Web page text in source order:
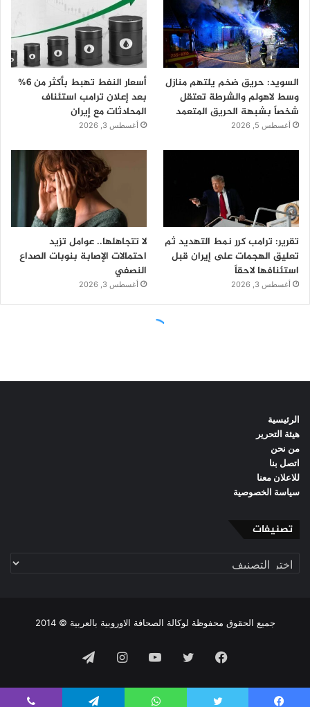
الرئيسية
هيئة التحرير
من نحن
اتصل بنا
للاعلان معنا
سياسة الخصوصية
تصنيفات
تصنيفات
جميع الحقوق محفوظة لوكالة الصحافة الاوروبية بالعربية © 2014
فيسبوك تويتر يوتيوبانستقرامتيلقرام